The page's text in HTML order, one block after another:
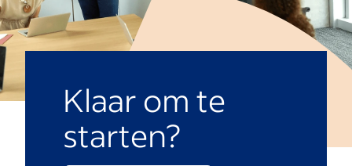
Klaar om te
starten?